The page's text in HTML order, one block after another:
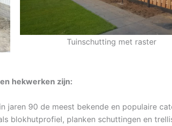
Tuinschutting met raster
hekwerken zijn:
jaren 90 de meest bekende en populaire
blokhutprofiel, planken schuttingen en